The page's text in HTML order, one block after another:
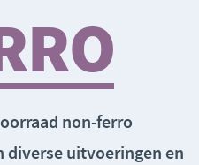
non-ferro
diverse uitvoeringenen